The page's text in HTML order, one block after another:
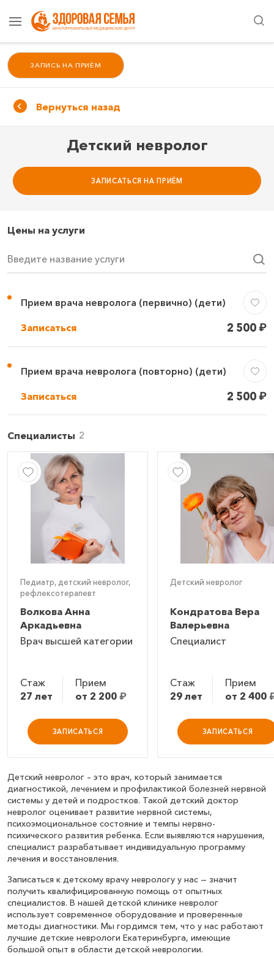
ЗАПИСЬ НА ПРИЁМ
Вернуться назад
Детский невролог
ЗАПИСАТЬСЯ НА ПРИЁМ
Цены на услуги
Введите название услуги
Прием врача невролога (первично) (дети)
2 500₽
Записаться
Прием врача невролога (повторно) (дети)
2 500₽
Записаться
Специалисты
Педиатр, детский невролог,
рефлексотерапевт
Волкова Анна
Аркадьевна
Врач высшей категории
Стаж
27 лет
Прием
от 2 200₽
ЗАПИСАТЬСЯ
Детский невролог
Кондратова Вера
Валерьевна
Специалист
Стаж
29 лет
Прием
от 2 400
ЗАПИСАТЬСЯ
Детский невролог – это врач, который занимается
диагностикой, лечением и профилактикой болезней нервной
системы у детей и подростков. Такой детский доктор
невролог оценивает развитие нервной системы,
психоэмоциональное состояние и темпы нервно-
психического развития ребенка. Если выявляются нарушения,
специалист разрабатывает индивидуальную программу
лечения и восстановления.
Записаться к детскому врачу неврологу у нас — значит
получить квалифицированную помощь от опытных
специалистов. В нашей детской клинике невролог
использует современное оборудование и проверенные
методы диагностики. Мы гордимся тем, что у нас работают
лучшие детские неврологи Екатеринбурга, имеющие
большой опыт в области детской неврологии.